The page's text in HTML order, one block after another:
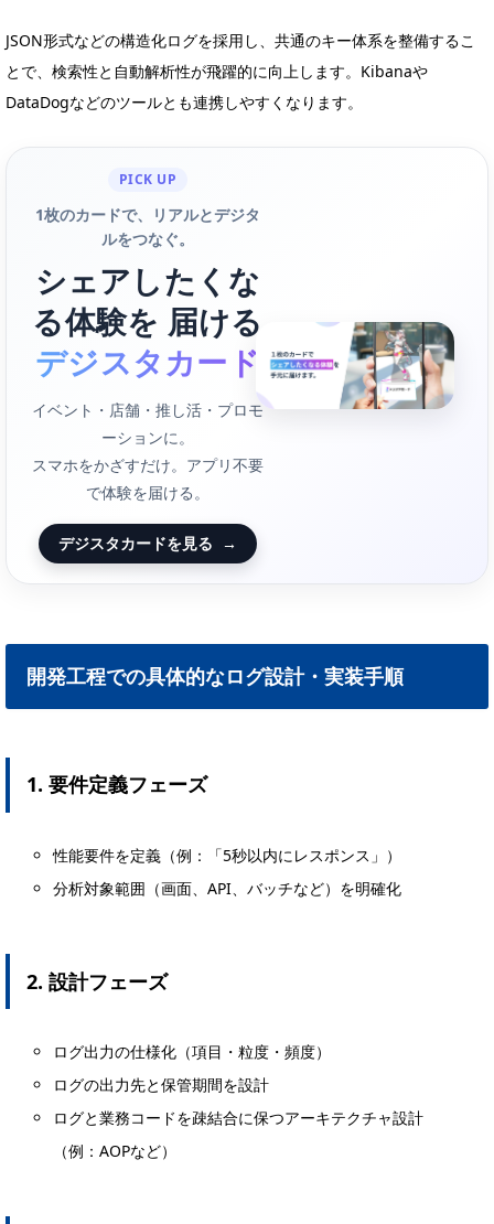
JSON形式などの構造化ログを採用し、共通のキー体系を整備するこ
とで、検索性と自動解析性が飛躍的に向上します。Kibanaや
DataDogなどのツールとも連携しやすくなります。
PICK UP
1枚のカードで、リアルとデジタ
ルをつなぐ。
シェアしたくな
る体験を 届ける
デジスタカード
イベント・店舗・推し活・プロモ
ーションに。
スマホをかざすだけ。アプリ不要
で体験を届ける。
デジスタカードを見る →
開発工程での具体的なログ設計・実装手順
1. 要件定義フェーズ
性能要件を定義（例：「5秒以内にレスポンス」）
分析対象範囲（画面、API、バッチなど）を明確化
2. 設計フェーズ
ログ出力の仕様化（項目・粒度・頻度）
ログの出力先と保管期間を設計
ログと業務コードを疎結合に保つアーキテクチャ設計
（例：AOPなど）